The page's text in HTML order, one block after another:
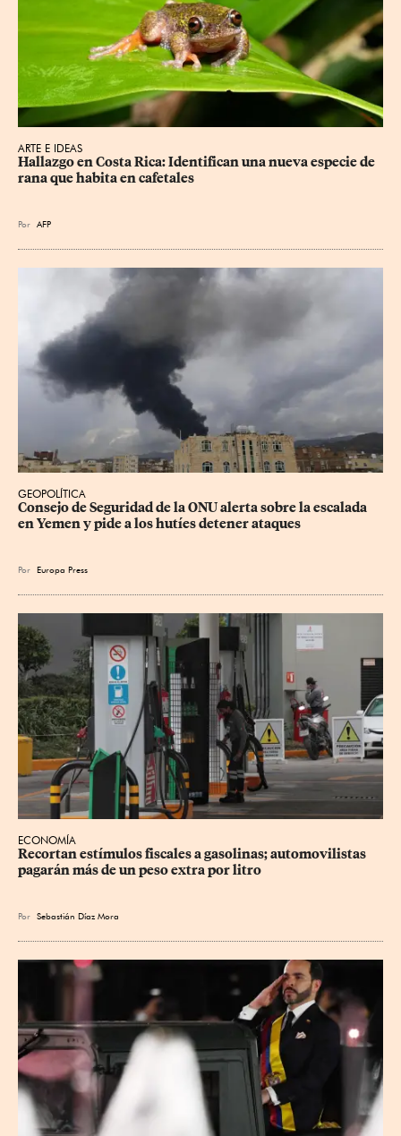
ARTE E IDEAS
Hallazgo en Costa Rica: Identifican una nueva especie de
rana que habita en cafetales
Por AFP
GEOPOLÍTICA
Consejo de Seguridad de la ONU alerta sobre la escalada
en Yemen y pide a los hutíes detener ataques
Por Europa Press
ECONOMÍA
Recortan estímulos fiscales a gasolinas; automovilistas
pagarán más de un peso extra por litro
Por Sebastián Díaz Mora